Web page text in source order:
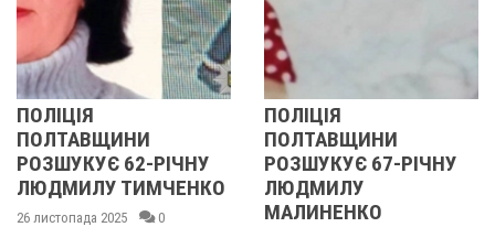
ПОЛІЦІЯ
ПОЛТАВЩИНИ
РОЗШУКУЄ 67-РІЧНУ
ЛЮДМИЛУ
МАЛИНЕНКО
У ПОЛТАВСЬКІЙ
ОБЛАСТІ
РОЗШУКУЮТЬ 62-
РІЧНУ ЗОЮ
14 листопада 2025